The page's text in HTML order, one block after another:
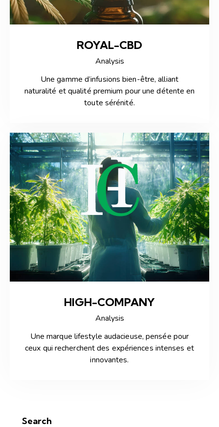
ROYAL-CBD
Analysis
Une gamme d’infusions bien-être, alliant
naturalité et qualité premium pour une détente en
toute sérénité.
HIGH-COMPANY
Analysis
Une marque lifestyle audacieuse, pensée pour
ceux qui recherchent des expériences intenses et
innovantes.
Search